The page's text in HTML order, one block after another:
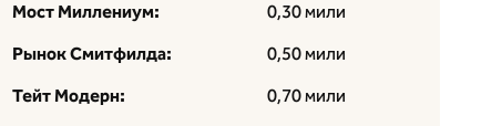
Мост Миллениум:
0,30 мили
Рынок Смитфилда:
0,50 мили
Тейт Модерн:
0,70 мили